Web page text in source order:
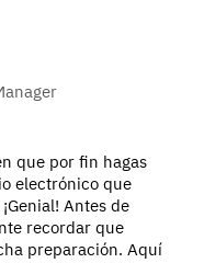
que por fin hagas
electrónico que
Antes de
recordar que
preparación. Aquí